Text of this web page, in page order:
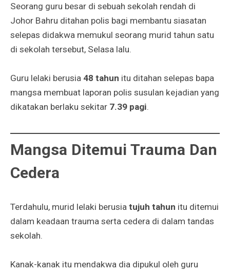
Seorang guru besar di sebuah sekolah rendah di
Johor Bahru ditahan polis bagi membantu siasatan
selepas didakwa memukul seorang murid tahun satu
di sekolah tersebut, Selasa lalu.
Guru lelaki berusia 48 tahun itu ditahan selepas bapa
mangsa membuat laporan polis susulan kejadian yang
dikatakan berlaku sekitar 7.39 pagi.
Mangsa Ditemui Trauma Dan
Cedera
Terdahulu, murid lelaki berusia tujuh tahun itu ditemui
dalam keadaan trauma serta cedera di dalam tandas
sekolah.
Kanak-kanak itu mendakwa dia dipukul oleh guru